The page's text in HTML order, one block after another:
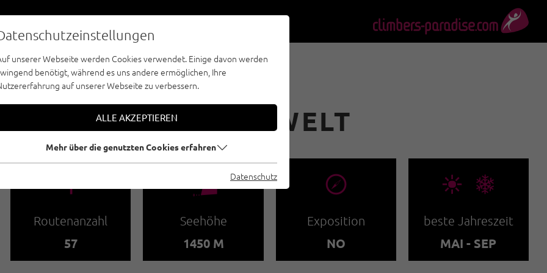
UNTERWELT
🍫
Routenanzahl
57
🞱
Seehöhe
1450 M
🞂
Exposition
NO
🞀🖈
beste Jahreszeit
MAI - SEP
unserer Webseite werden Cookies verwendet. Einige davon werden
benötigt, während es uns andere ermöglichen, Ihre
auf unserer Webseite zu verbessern.
ALLE AKZEPTIEREN
Mehr über die genutzten Cookies erfahren
Datenschutz